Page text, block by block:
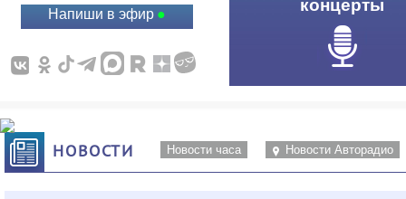
Напиши в эфир
концерты
НОВОСТИ Новости часа Новости Авторадио